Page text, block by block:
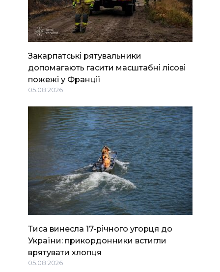
Закарпатські рятувальники
допомагають гасити масштабні лісові
пожежі у Франції
05.08.2026
Тиса винесла 17-річного угорця до
України: прикордонники встигли
врятувати хлопця
05.08.2026